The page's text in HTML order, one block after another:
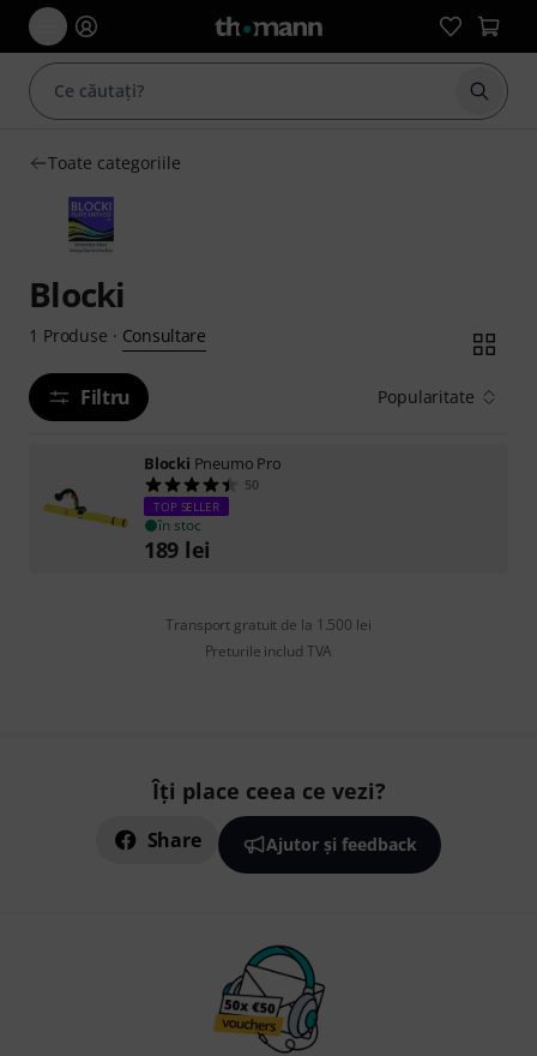
Toate categoriile
Blocki
1 Produse · Consultare
Filtru Popularitate
Blocki Pneumo Pro
50
TOP SELLER
în stoc
189 lei
Transport gratuit de la 1.500 lei
Preturile includ TVA
Îți place ceea ce vezi?
Share Ajutor și feedback